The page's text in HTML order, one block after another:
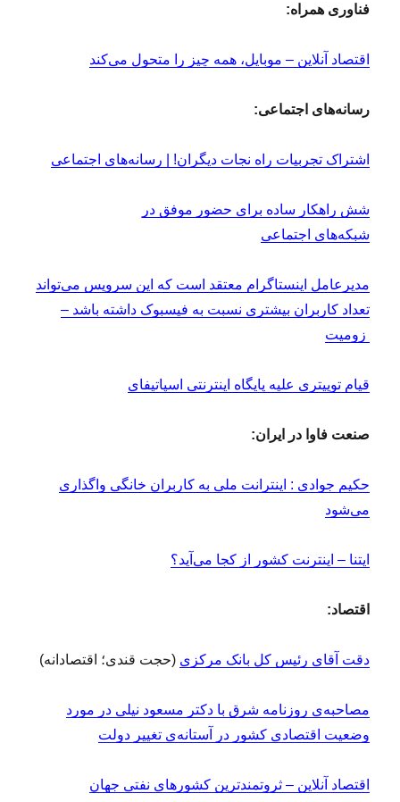
فناوری همراه:
اقتصاد آنلاین – موبایل، همه چیز را متحول می‌کند
رسانه‌های اجتماعی:
اشتراک تجربیات راه نجات دیگران! | رسانه‌های اجتماعی
شش راهکار ساده برای حضور موفق در
شبکه‌های اجتماعی
مدیرعامل اینستاگرام معتقد است که این سرویس می‌تواند
تعداد کاربران بیشتری نسبت به فیسبوک داشته باشد –
زومیت
قیام توییتری علیه پایگاه اینترنتی اسپاتیفای
صنعت فاوا در ایران:
حکیم جوادی : اینترانت ملی به کاربران خانگی واگذاری
می‌شود
ایتنا – اینترنت کشور از کجا می‌آید؟
اقتصاد:
دقت آقای رئیس کل بانک مرکزی (حجت قندی؛ اقتصادانه)
مصاحبه‌ی روزنامه شرق با دکتر مسعود نیلی در مورد
وضعیت اقتصادی کشور در آستانه‌ی تغییر دولت
اقتصاد آنلاین – ثروتمندترین کشورهای نفتی جهان